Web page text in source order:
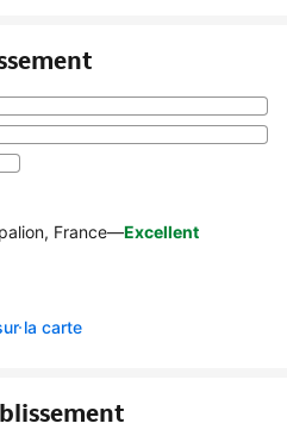
France—Excellent
la carte